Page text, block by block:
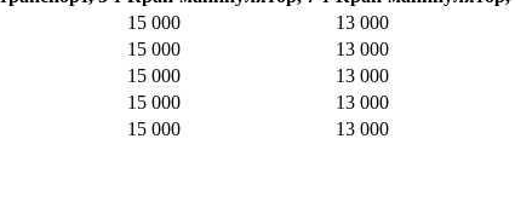
15 000 13 000
15 000 13 000
15 000 13 000
15 000 13 000
15 000 13 000